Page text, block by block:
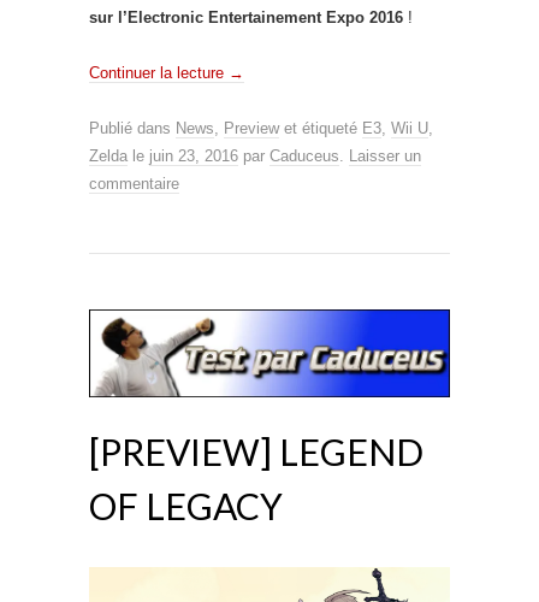
sur l’Electronic Entertainement Expo 2016 !
Continuer la lecture →
Publié dans News Previewet étiqueté E3 Wii U
Zelda le juin 23, 2016 par Caduceus
Laisser un
commentaire
[PREVIEW] LEGEND
OF LEGACY